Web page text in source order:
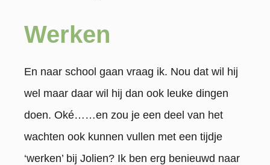
Werken
En naar school gaan vraag ik. Nou dat wil hij
wel maar daar wil hij dan ook leuke dingen
doen. Oké……en zou je een deel van het
wachten ook kunnen vullen met een tijdje
‘werken’ bij Jolien? Ik ben erg benieuwd naar